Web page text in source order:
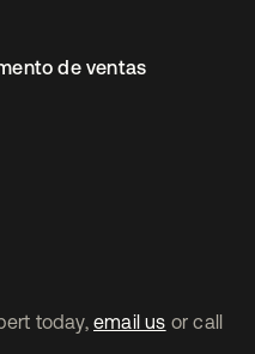
today, email us or call
de ventas